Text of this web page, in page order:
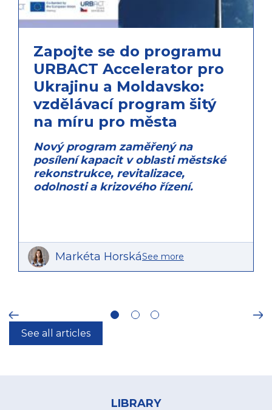
Zapojte se do programu
URBACT Accelerator pro
Ukrajinu a Moldavsko:
vzdělávací program šitý
na míru pro města
Nový program zaměřený na
posílení kapacit v oblasti městské
rekonstrukce, revitalizace,
odolnosti a krizového řízení.
Markéta HorskáSee more
See all articles
LIBRARY